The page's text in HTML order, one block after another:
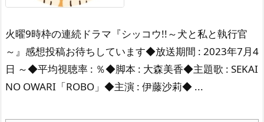
火曜9時枠の連続ドラマ『シッコウ!!～犬と私と執行官
～』感想投稿お待ちしています◆放送期間 : 2023年7月4
日 ～◆平均視聴率 : ％◆脚本 : 大森美香◆主題歌 : SEKAI
NO OWARI「ROBO」◆主演 : 伊藤沙莉◆ ...